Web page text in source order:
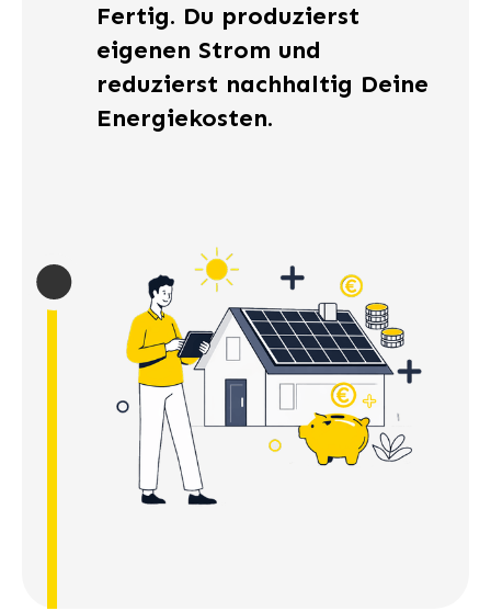
Fertig. Du produzierst
eigenen Strom und
reduzierst nachhaltig Deine
Energiekosten.